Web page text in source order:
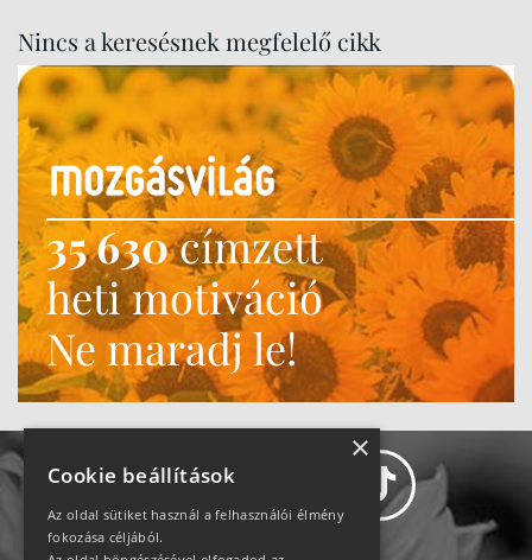
Nincs a keresésnek megfelelő cikk
35 630címzett
heti motiváció
Ne maradj le!
×
Cookie beállítások
Az oldal sütiket használ a felhasználói élmény
fokozása céljából.